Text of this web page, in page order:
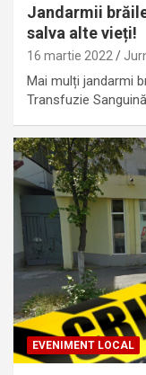
Jandarmii
salva alte vieți!
16 martie 2022
Mai mulți jandarmi
Transfuzie
EVENIMENT LOCAL